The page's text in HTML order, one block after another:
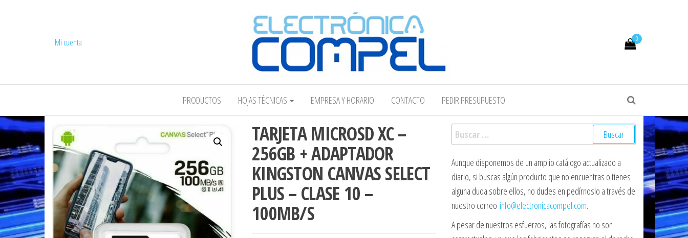
COMPEL Electrónica COMPEL
0
Mi cuenta
PRODUCTOS HOJAS TÉCNICAS EMPRESA Y HORARIO CONTACTO PEDIR PRESUPUESTO
TARJETA MICROSD XC –
256GB + ADAPTADOR
KINGSTON CANVAS SELECT
PLUS – CLASE 10 –
100MB/S
Buscar:
Aunque disponemos de un amplio catálogo actualizado a
diario, si buscas algún producto que no encuentras o tienes
alguna duda sobre ellos, no dudes en pedírnoslo a través de
nuestro correo info@electronicacompel.com.
A pesar de nuestros esfuerzos, las fotografías no son